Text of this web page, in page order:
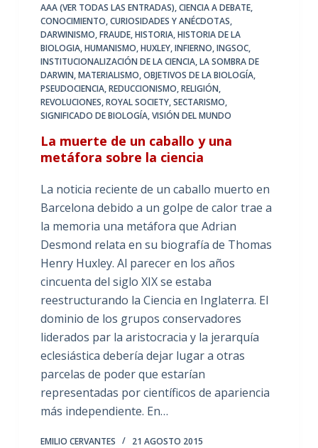
AAA (VER TODAS LAS ENTRADAS),CIENCIA A DEBATE,
CONOCIMIENTO,CURIOSIDADES Y ANÉCDOTAS,
DARWINISMO,FRAUDE,HISTORIA,HISTORIA DE LA
BIOLOGIA,HUMANISMO,HUXLEY,INFIERNO,INGSOC,
INSTITUCIONALIZACIÓN DE LA CIENCIA,LA SOMBRA DE
DARWIN,MATERIALISMO,OBJETIVOS DE LA BIOLOGÍA,
PSEUDOCIENCIA,REDUCCIONISMO,RELIGIÓN,
REVOLUCIONES,ROYAL SOCIETY,SECTARISMO,
SIGNIFICADO DE BIOLOGÍA,VISIÓN DEL MUNDO
La muerte de un caballo y una
metáfora sobre la ciencia
La noticia reciente de un caballo muerto en
Barcelona debido a un golpe de calor trae a
la memoria una metáfora que Adrian
Desmond relata en su biografía de Thomas
Henry Huxley. Al parecer en los años
cincuenta del siglo XIX se estaba
reestructurando la Ciencia en Inglaterra. El
dominio de los grupos conservadores
liderados par la aristocracia y la jerarquía
eclesiástica debería dejar lugar a otras
parcelas de poder que estarían
representadas por científicos de apariencia
más independiente. En…
EMILIO CERVANTES 21 AGOSTO 2015